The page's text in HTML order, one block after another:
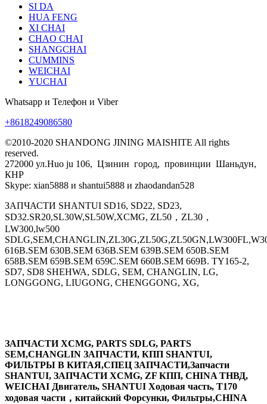
SI DA
HUA FENG
XI CHAI
CHAO CHAI
SHANGCHAI
CUMMINS
WEICHAI
YUCHAI
Whatsapp и Телефон и Viber
+8618249086580
©2010-2020 SHANDONG JINING MAISHITE All rights
reserved.
272000 ул.Huo ju 106, Цзинин город, провинции Шаньдун,
КНР
Skype: xian5888 и shantui5888 и zhaodandan528
ЗАПЧАСТИ SHANTUI SD16, SD22, SD23,
SD32.SR20,SL30W,SL50W,XCMG, ZL50，ZL30，
LW300,lw500
616B.SEM 630B.SEM 636B.SEM 639B.SEM 650B.SEM
658B.SEM 659B.SEM 659C.SEM 660B.SEM 669B. TY165-2,
SD7, SD8 SHEHWA, SDLG, SEM, CHANGLIN, LG,
LONGGONG, LIUGONG, CHENGGONG, XG,
ЗАПЧАСТИ XCMG, PARTS SDLG, PARTS
SEM,CHANGLIN ЗАПЧАСТИ, КПП SHANTUI,
ФИЛЬТРЫ В КИТАЯ,СПЕЦ ЗАПЧАСТИ,Запчасти
SHANTUI, ЗАПЧАСТИ XCMG, ZF КПП, CHINA ТНВД,
WEICHAI Двигатель, SHANTUI Ходовая часть, T170
ходовая части，китайский Форсунки, Фильтры,CHINA